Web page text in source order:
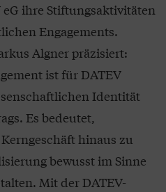
ihre Stiftungsaktivitäten
Engagements.
Algner präzisiert:
ist für DATEV
Identität
Es bedeutet,
hinaus zu
bewusst im Sinne
Mit der DATEV-